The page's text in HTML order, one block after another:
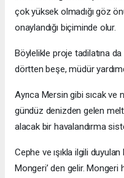
çok yüksek olmadığı göz
onaylandığı biçiminde olur.
Böylelikle proje tadilatına da
dörtten beşe, müdür
Ayrıca Mersin gibi sıcak ve
gündüz denizden gelen
alacak bir havalandırma
Cephe ve ışıkla ilgili
Mongeri’ den gelir.